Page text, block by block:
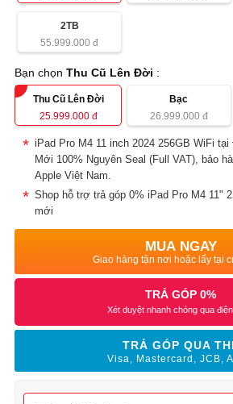
2TB
55.999.000 đ
Bạn chọnThu Cũ Lên Đời :
Thu Cũ Lên Đời
25.999.000đ
Bạc
26.999.000đ
iPad Pro M4 11 inch 2024 256GB WiFi
Mới 100% Nguyên Seal (Full VAT), bảo
Apple Việt Nam.
Shop hỗ trợ trả góp 0% iPad Pro M4 11"
mới
MUA NGAY
Giao hàng tận nơi hoặc lấy tại
TRẢ GÓP 0%
Xét duyệt nhanh chóng qua
TRẢ GÓP QUA
Visa, Mastercard, JCB,